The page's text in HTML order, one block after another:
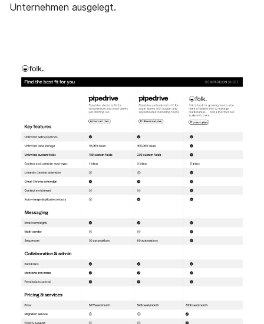
Unternehmen ausgelegt.